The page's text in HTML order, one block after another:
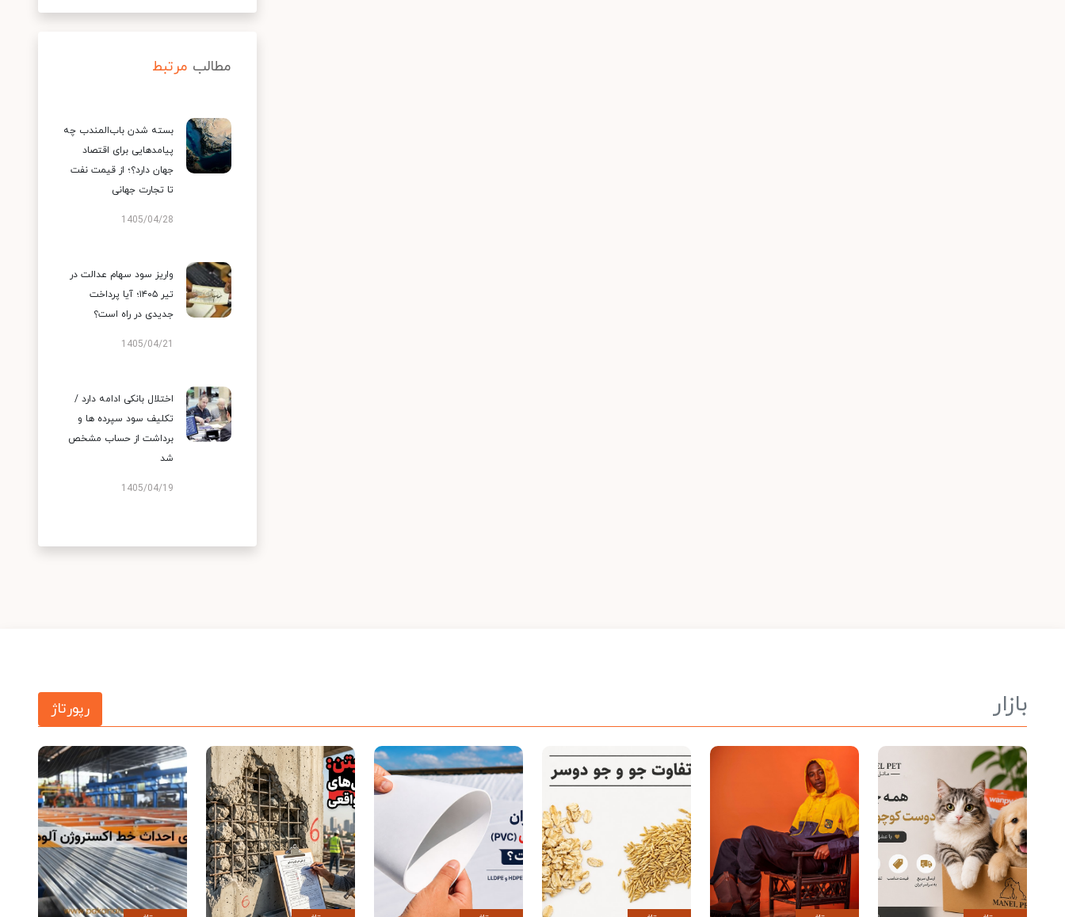
مطالب مرتبط
بسته شدن باب‌المندب چه
پیامدهایی برای اقتصاد
جهان دارد؟؛ از قیمت نفت
تا تجارت جهانی
1405/04/28
واریز سود سهام عدالت در
تیر ۱۴۰۵؛ آیا پرداخت
جدیدی در راه است؟
1405/04/21
اختلال بانکی ادامه دارد /
تکلیف سود سپرده ها و
برداشت از حساب مشخص
شد
1405/04/19
بازار رپورتاژ